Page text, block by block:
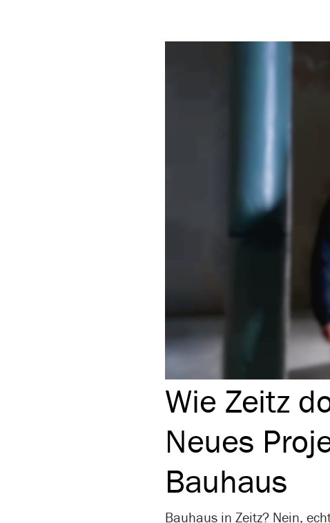
Wie Zeitz
Neues
Bauhaus
Bauhaus in Zeitz? Nein,